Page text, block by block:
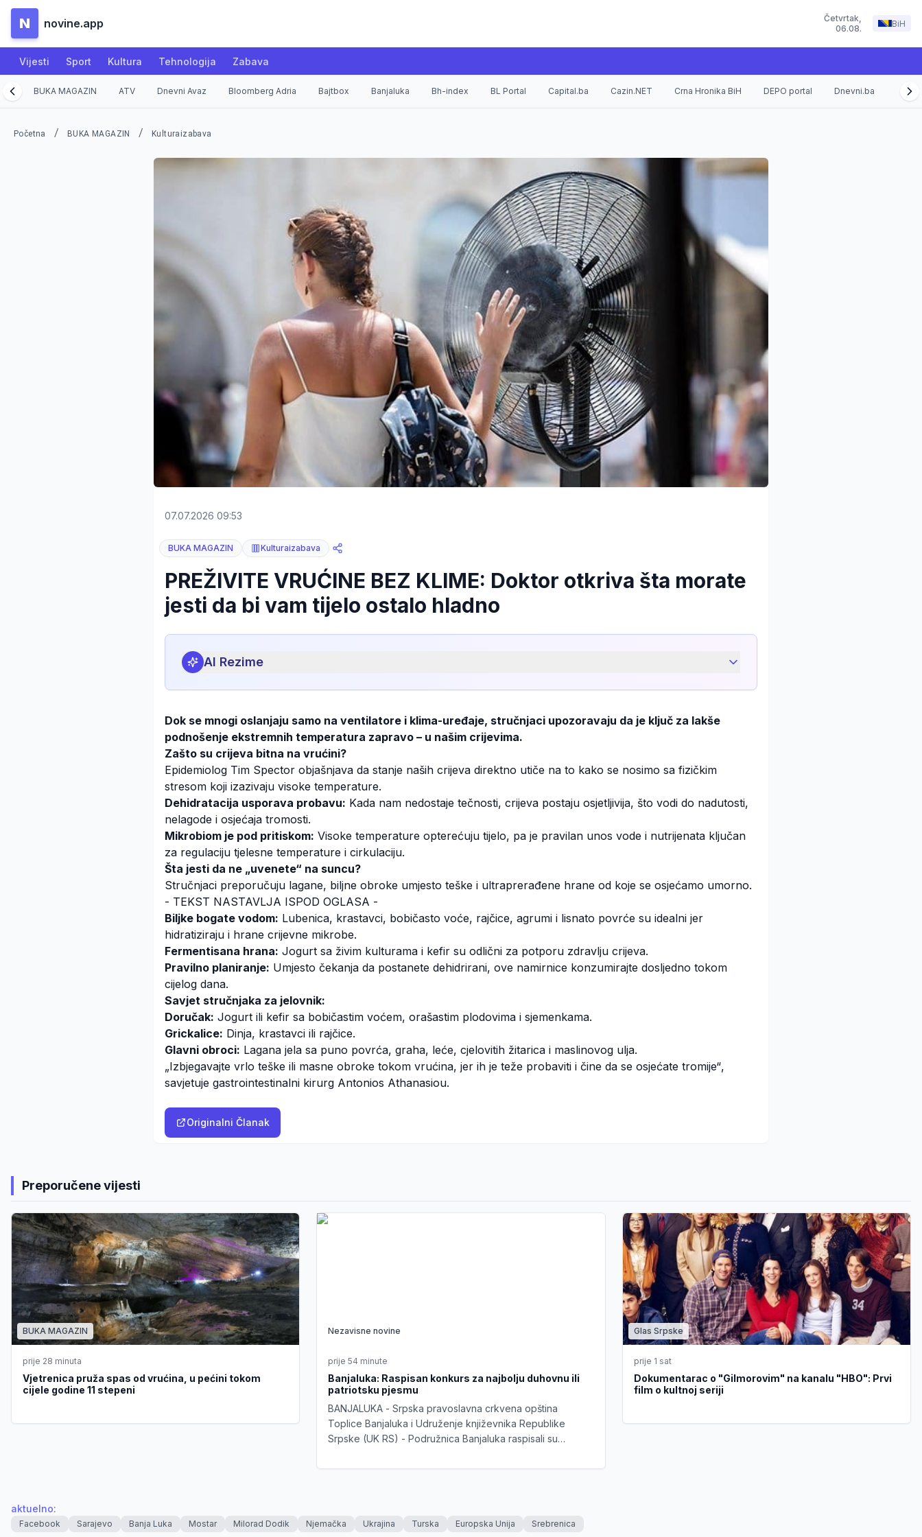
N novine.app Četvrtak,
06.08.
BiH
Vijesti Sport Kultura Tehnologija Zabava
BUKA MAGAZIN ATV Dnevni Avaz Bloomberg Adria Bajtbox Banjaluka Bh-index BL Portal Capital.ba Cazin.NET Crna Hronika BiH DEPO portal Dnevni.ba
Početna / BUKA MAGAZIN / Kulturaizabava
07.07.2026 09:53
BUKA MAGAZIN Kulturaizabava
PREŽIVITE VRUĆINE BEZ KLIME: Doktor otkriva šta morate
jesti da bi vam tijelo ostalo hladno
AI Rezime
Dok se mnogi oslanjaju samo na ventilatore i klima-uređaje, stručnjaci upozoravaju da je ključ za lakše
podnošenje ekstremnih temperatura zapravo – u našim crijevima.
Zašto su crijeva bitna na vrućini?
Epidemiolog Tim Spector objašnjava da stanje naših crijeva direktno utiče na to kako se nosimo sa fizičkim
stresom koji izazivaju visoke temperature.
Dehidratacija usporava probavu: Kada nam nedostaje tečnosti, crijeva postaju osjetljivija, što vodi do nadutosti,
nelagode i osjećaja tromosti.
Mikrobiom je pod pritiskom: Visoke temperature opterećuju tijelo, pa je pravilan unos vode i nutrijenata ključan
za regulaciju tjelesne temperature i cirkulaciju.
Šta jesti da ne „uvenete“ na suncu?
Stručnjaci preporučuju lagane, biljne obroke umjesto teške i ultraprerađene hrane od koje se osjećamo umorno.
- TEKST NASTAVLJA ISPOD OGLASA -
Biljke bogate vodom: Lubenica, krastavci, bobičasto voće, rajčice, agrumi i lisnato povrće su idealni jer
hidratiziraju i hrane crijevne mikrobe.
Fermentisana hrana: Jogurt sa živim kulturama i kefir su odlični za potporu zdravlju crijeva.
Pravilno planiranje: Umjesto čekanja da postanete dehidrirani, ove namirnice konzumirajte dosljedno tokom
cijelog dana.
Savjet stručnjaka za jelovnik:
Doručak: Jogurt ili kefir sa bobičastim voćem, orašastim plodovima i sjemenkama.
Grickalice: Dinja, krastavci ili rajčice.
Glavni obroci: Lagana jela sa puno povrća, graha, leće, cjelovitih žitarica i maslinovog ulja.
„Izbjegavajte vrlo teške ili masne obroke tokom vrućina, jer ih je teže probaviti i čine da se osjećate tromije“,
savjetuje gastrointestinalni kirurg Antonios Athanasiou.
Originalni Članak
Preporučene vijesti
BUKA MAGAZIN
prije 28 minuta
Vjetrenica pruža spas od vrućina, u pećini tokom
cijele godine 11 stepeni
Nezavisne novine
prije 54 minute
Banjaluka: Raspisan konkurs za najbolju duhovnu ili
patriotsku pjesmu
BANJALUKA - Srpska pravoslavna crkvena opština
Toplice Banjaluka i Udruženje književnika Republike
Srpske (UK RS) - Podružnica Banjaluka raspisali su
patriotsku pjesmu.
Glas Srpske
prije 1 sat
Dokumentarac o "Gilmorovim" na kanalu "HBO": Prvi
film o kultnoj seriji
aktuelno:
Facebook Sarajevo Banja Luka Mostar Milorad Dodik Njemačka Ukrajina Turska Europska Unija Srebrenica